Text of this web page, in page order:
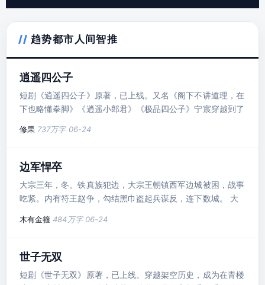
趋势都市人间智推
逍遥四公子
短剧《逍遥四公子》原著，已上线。又名《阁下不讲道理，在
下也略懂拳脚》《逍遥小郎君》《极品四公子》宁宸穿越到了
的富家翁，三妻四妾，安度余生...可结果一不小心声名鹊起，
首已是‘封狼居胥’，名动天下！
修果 737万字 06-24
边军悍卒
大宗三年，冬。铁真族犯边，大宗王朝镇西军边城被困，战事
吃紧。内有符王赵争，勾结黑巾盗起兵谋反，连下数城。 大
外穿越至距边城八十里的胡西铺乡，岭兜子村烽火台，成为一
头部主播领衔演播，欢迎收听！
木有金箍 484万字 06-24
世子无双
短剧《世子无双》原著，已上线。穿越架空历史，成为在青楼